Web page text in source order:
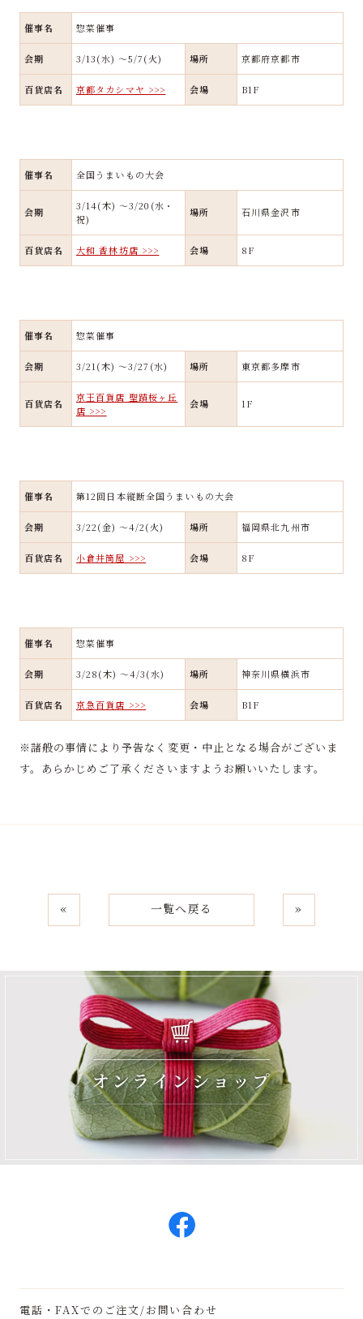
催事名 惣菜催事
会期 3/13(水) ～5/7(火) 場所 京都府京都市
百貨店名 京都タカシマヤ >>> 会場 B1F
催事名 全国うまいもの大会
会期
3/14(木) ～3/20(水・
祝)
場所 石川県金沢市
百貨店名 大和 香林坊店 >>> 会場 8F
催事名 惣菜催事
会期 3/21(木) ～3/27(水) 場所 東京都多摩市
百貨店名
京王百貨店 聖蹟桜ヶ丘
店 >>>
会場 1F
催事名 第12回日本縦断全国うまいもの大会
会期 3/22(金) ～4/2(火) 場所 福岡県北九州市
百貨店名 小倉井筒屋 >>> 会場 8F
催事名 惣菜催事
会期 3/28(木) ～4/3(水) 場所 神奈川県横浜市
百貨店名 京急百貨店 >>> 会場 B1F
※諸般の事情により予告なく変更・中止となる場合がございま
す。あらかじめご了承くださいますようお願いいたします。
« 一覧へ戻る »
電話・FAXでのご注文/お問い合わせ